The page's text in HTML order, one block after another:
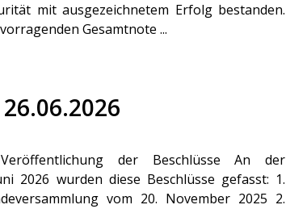
mit ausgezeichnetem Erfolg bestanden.
Gesamtnote ...
der Beschlüsse An der
2026 wurden diese Beschlüsse gefasst: 1.
vom 20. November 2025 2.